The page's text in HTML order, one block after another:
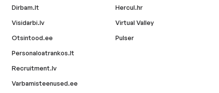
Dirbam.lt
Visidarbi.lv
Otsintood.ee
Personaloatrankos.lt
Recruitment.lv
Varbamisteenused.ee
Hercul.hr
Virtual Valley
Pulser